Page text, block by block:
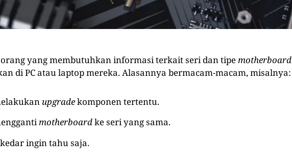
yang membutuhkan informasi terkait seri dan tipemotherboard
di PC atau laptop mereka. Alasannya bermacam-macam, misalnya:
upgradekomponen tertentu.
motherboardke seri yang sama.
ingin tahu saja.